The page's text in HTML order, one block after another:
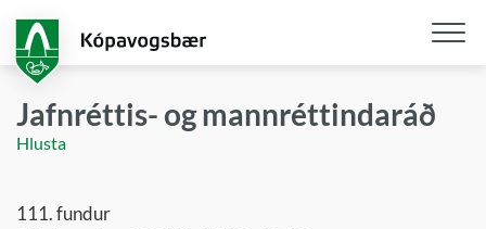
aðalefni
Jafnréttis- og mannréttindaráð
Hlusta
111. fundur
Opna
loka